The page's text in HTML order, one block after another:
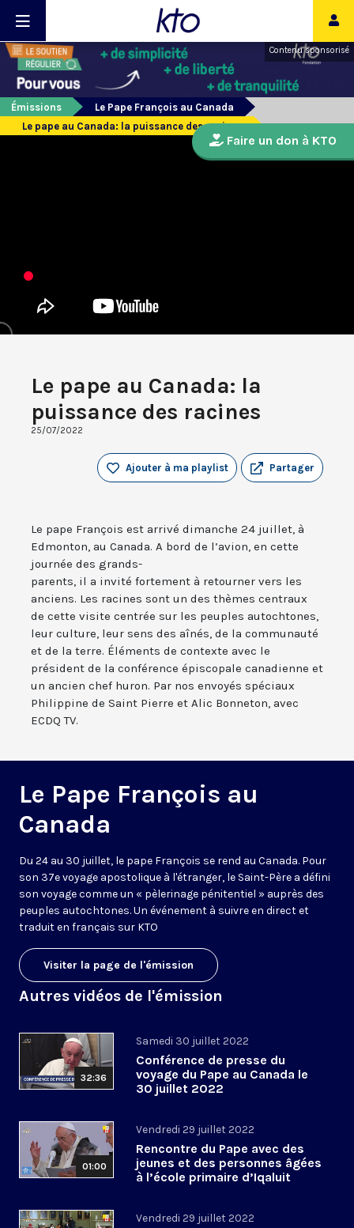
Contenu sponsorisé
Émissions
Le Pape François au Canada
Le pape au Canada: la puissance des racines
Le pape au Canada: la
puissance des racines
25/07/2022
Partager
Ajouter à ma playlist
Le pape François est arrivé dimanche 24 juillet, à
Edmonton, au Canada. A bord de l’avion, en cette
journée des grands-
parents, il a invité fortement à retourner vers les
anciens. Les racines sont un des thèmes centraux
de cette visite centrée sur les peuples autochtones,
leur culture, leur sens des aînés, de la communauté
et de la terre. Éléments de contexte avec le
président de la conférence épiscopale canadienne et
un ancien chef huron. Par nos envoyés spéciaux
Philippine de Saint Pierre et Alic Bonneton, avec
ECDQ TV.
Le Pape François au
Canada
Du 24 au 30 juillet, le pape François se rend au Canada. Pour
son 37e voyage apostolique à l'étranger, le Saint-Père a défini
son voyage comme un « pèlerinage pénitentiel » auprès des
peuples autochtones. Un événement à suivre en direct et
traduit en français sur KTO
Visiter la page de l'émission
Autres vidéos de l'émission
32:36
Samedi 30 juillet 2022
Conférence de presse du
voyage du Pape au Canada le
30 juillet 2022
01:00
Vendredi 29 juillet 2022
Rencontre du Pape avec des
jeunes et des personnes âgées
à l’école primaire d’Iqaluit
Vendredi 29 juillet 2022
Faire un don à KTO